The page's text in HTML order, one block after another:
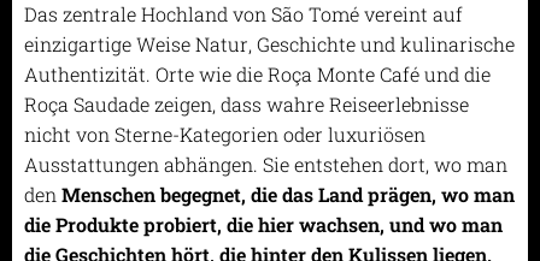
Das zentrale Hochland von São Tomé vereint auf
einzigartige Weise Natur, Geschichte und kulinarische
Authentizität. Orte wie die Roça Monte Café und die
Roça Saudade zeigen, dass wahre Reiseerlebnisse
nicht von Sterne-Kategorien oder luxuriösen
Ausstattungen abhängen. Sie entstehen dort, wo man
den Menschen begegnet, die das Land prägen, wo man
die Produkte probiert, die hier wachsen, und wo man
die Geschichten hört, die hinter den Kulissen liegen.